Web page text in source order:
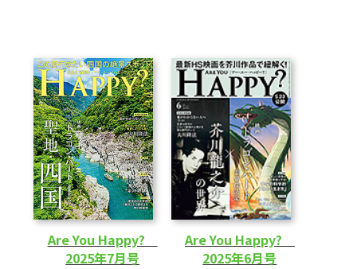
Are You Happy?
2025年7月号
Are You Happy?
2025年6月号